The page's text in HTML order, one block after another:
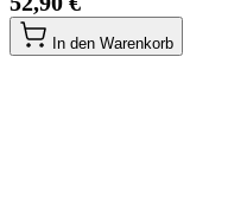
In den Warenkorb